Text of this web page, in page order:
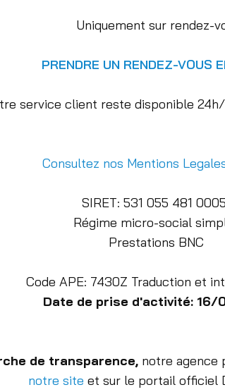
Uniquement sur rendez-
PRENDRE UN RENDEZ-VOUS
service client reste disponible
Consultez nos Mentions
SIRET: 531 055 481
Régime micro-social
Prestations BNC
Code APE: 7430Z Traduction et
Date de prise d'activité: 16/
de transparence, notre agence
notre site et sur le portail officiel